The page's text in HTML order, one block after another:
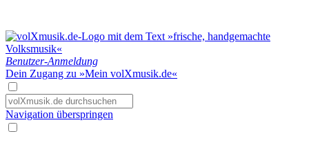
Benutzer-Anmeldung
Dein Zugang zu »Mein volXmusik.de«
Navigation überspringen